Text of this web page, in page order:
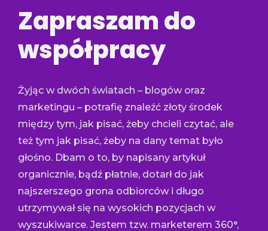
Zapraszam do
współpracy
Żyjąc w dwóch światach – blogów oraz
marketingu – potrafię znaleźć złoty środek
między tym, jak pisać, żeby chcieli czytać, ale
też tym jak pisać, żeby na dany temat było
głośno. Dbam o to, by napisany artykuł
organicznie, bądź płatnie, dotarł do jak
najszerszego grona odbiorców i długo
utrzymywał się na wysokich pozycjach w
wyszukiwarce. Jestem tzw. marketerem 360°,